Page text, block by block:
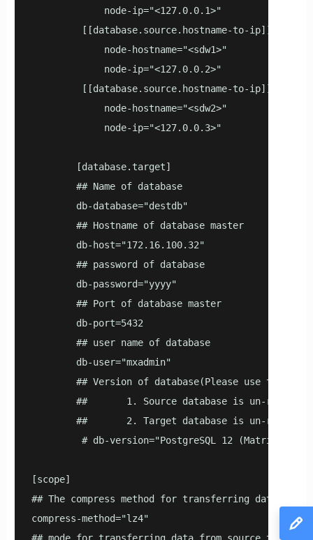
             node-ip="<127.0.0.1>"
         [[database.source.hostname-to-ip]]
             node-hostname="<sdw1>"
             node-ip="<127.0.0.2>"
         [[database.source.hostname-to-ip]]
             node-hostname="<sdw2>"
             node-ip="<127.0.0.3>"
        [database.target]
        ## Name of database
        db-database="destdb"
        ## Hostname of database master
        db-host="172.16.100.32"
        ## password of database
        db-password="yyyy"
        ## Port of database master
        db-port=5432
        ## user name of database
        db-user="mxadmin"
## Version of database(Please use the
##       1. Source database is un-
##       2. Target database is un-
# db-version="PostgreSQL 12 (MatrixDB
[scope]
## The compress method for transferring
compress-method="lz4"